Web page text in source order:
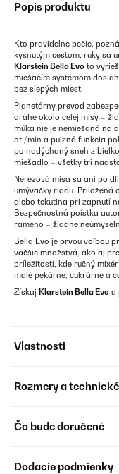
Popis produktu
Kto pravidelne pečie,
kysnutým cestom, ruky sa
Klarstein Bella Evo to
miešacím systémom
bez slepých miest.
Planetárny prevod
dráhe okolo celej misy –
múka nie je nemiešaná na
ot./min a pulzná funkcia
po nadýchaný sneh z
miešadlo – všetky tri
Nerezová misa sa ani po
umývačky riadu. Priložená
alebo tekutina pri zapnutí
Bezpečnostná poistka
rameno – žiadne
Bella Evo je prvou voľbou
väčšie množstvá, ako aj
príležitosti, kde ručný
malé pekárne, cukrárne a
Získaj Klarstein Bella Evo a
Vlastnosti
Rozmery a
Čo bude doručené
Dodacie podmienky